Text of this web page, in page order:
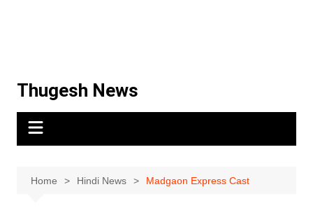
Thugesh News
Home Hindi News Madgaon Express Cast